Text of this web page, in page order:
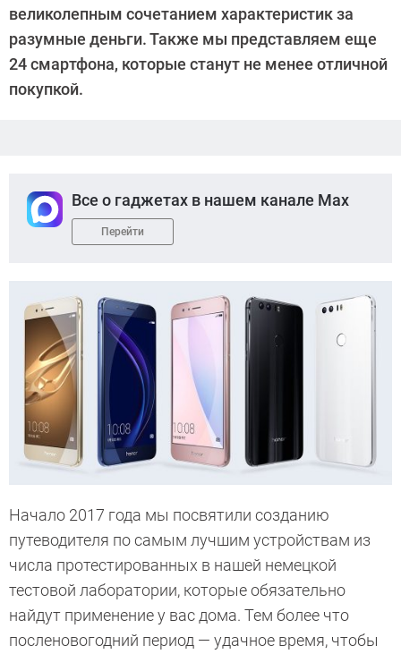
великолепным сочетанием характеристик за
разумные деньги. Также мы представляем еще
24 смартфона, которые станут не менее отличной
покупкой.
Все о гаджетах в нашем канале Max
Перейти
Начало 2017 года мы посвятили созданию
путеводителя по самым лучшим устройствам из
числа протестированных в нашей немецкой
тестовой лаборатории, которые обязательно
найдут применение у вас дома. Тем более что
посленовогодний период — удачное время, чтобы